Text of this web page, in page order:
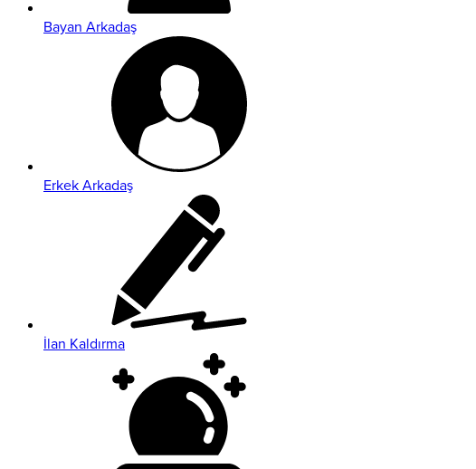
Bayan Arkadaş
Erkek Arkadaş
İlan Kaldırma